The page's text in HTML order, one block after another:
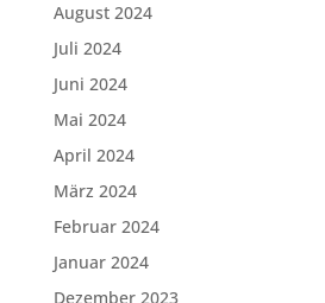
August 2024
Juli 2024
Juni 2024
Mai 2024
April 2024
März 2024
Februar 2024
Januar 2024
Dezember 2023